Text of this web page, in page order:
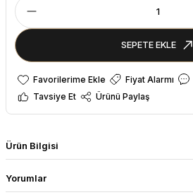
SEPETE EKLE
Fiyat Alarmı
Tavsiye Et
Ürünü Paylaş
Ürün Bilgisi
Yorumlar